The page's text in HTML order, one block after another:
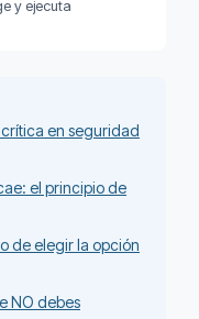
y ejecuta
en seguridad
el principio de
de elegir la opción
NO debes